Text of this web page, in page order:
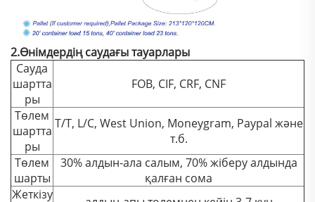
2.Өнімдердің саудағы тауарлары
Сауда
шартта
ры
FOB, CIF, CRF, CNF
Төлем
шартта
ры
T/T, L/C, West Union, Moneygram, Paypal және
т.б.
Төлем
шарты
30% алдын-ала салым, 70% жіберу алдында
қалған сома
Жеткізу